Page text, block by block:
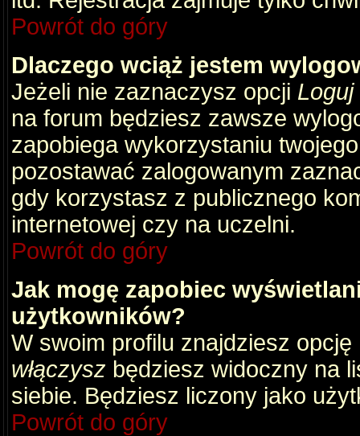
Powrót do góry
Dlaczego wciąż jestem
Jeżeli nie zaznaczysz opcji
na forum będziesz zawsze
zapobiega wykorzystaniu
pozostawać zalogowanym
gdy korzystasz z publicznego
internetowej czy na uczelni.
Powrót do góry
Jak mogę zapobiec
użytkowników?
W swoim profilu znajdziesz opcję
włączysz będziesz widoczny na
siebie. Będziesz liczony jako
Powrót do góry